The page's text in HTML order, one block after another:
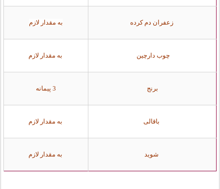
زعفران دم کرده به مقدار لازم
چوب دارچین به مقدار لازم
برنج 3 پیمانه
باقالی به مقدار لازم
شوید به مقدار لازم